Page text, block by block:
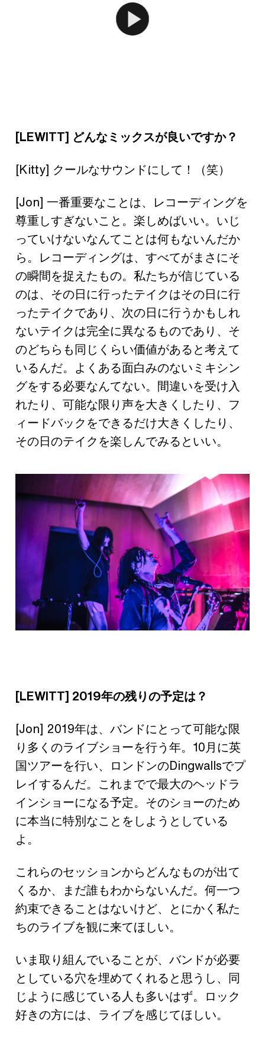
[LEWITT] どんなミックスが良いですか？
[Kitty] クールなサウンドにして！（笑）
[Jon] 一番重要なことは、レコーディングを
尊重しすぎないこと。楽しめばいい。いじ
っていけないなんてことは何もないんだか
ら。レコーディングは、すべてがまさにそ
の瞬間を捉えたもの。私たちが信じている
のは、その日に行ったテイクはその日に行
ったテイクであり、次の日に行うかもしれ
ないテイクは完全に異なるものであり、そ
のどちらも同じくらい価値があると考えて
いるんだ。よくある面白みのないミキシン
グをする必要なんてない。間違いを受け入
れたり、可能な限り声を大きくしたり、フ
ィードバックをできるだけ大きくしたり、
その日のテイクを楽しんでみるといい。
[LEWITT] 2019年の残りの予定は？
[Jon] 2019年は、バンドにとって可能な限
り多くのライブショーを行う年。10月に英
国ツアーを行い、ロンドンのDingwallsでプ
レイするんだ。これまでで最大のヘッドラ
インショーになる予定。そのショーのため
に本当に特別なことをしようとしている
よ。
これらのセッションからどんなものが出て
くるか、まだ誰もわからないんだ。何一つ
約束できることはないけど、とにかく私た
ちのライブを観に来てほしい。
いま取り組んでいることが、バンドが必要
としている穴を埋めてくれると思うし、同
じように感じている人も多いはず。ロック
好きの方には、ライブを感じてほしい。